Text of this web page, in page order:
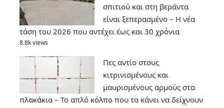
σπιτιού και στη βεράντα
είναι ξεπερασμένο – Η νέα
τάση του 2026 που αντέχει έως και 30 χρόνια
8.8k views
Πες αντίο στους
κιτρινισμένους και
μαυρισμένους αρμούς στα
πλακάκια – Το απλό κόλπο που τα κάνει να δείχνουν